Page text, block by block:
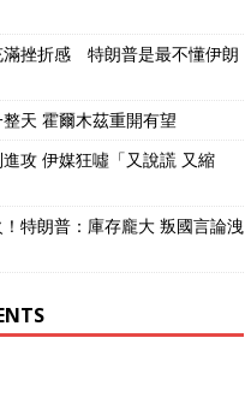
滿挫折感 特朗普是最不懂伊朗
天 霍爾木茲重開有望
攻 伊媒狂噓「又說謊 又縮
特朗普：庫存龐大 叛國言論洩